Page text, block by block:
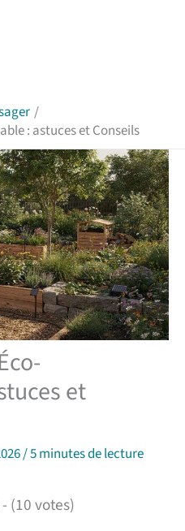
: astuces et Conseils
et
/5 minutes de lecture
(10 votes)